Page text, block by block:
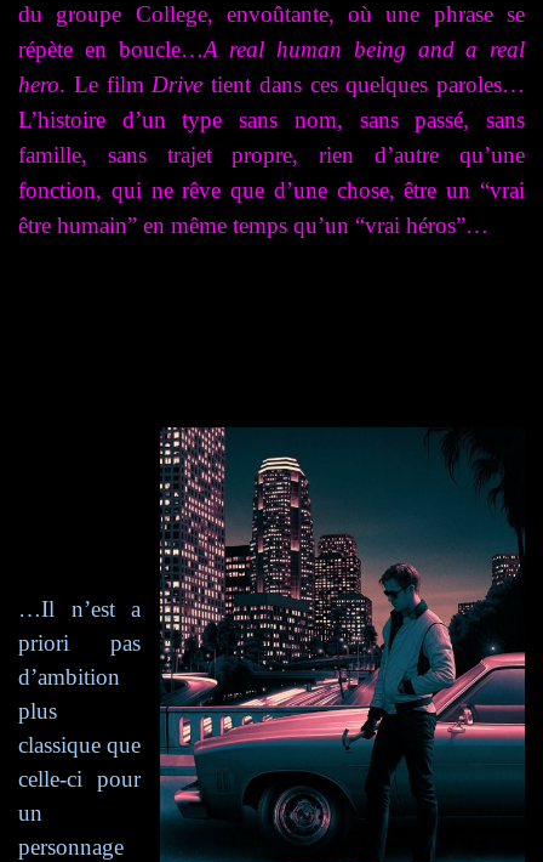
du groupe College, envoûtante, où une phrase se
répète en boucle…A real human being and a real
hero. Le filmDrive tient dans ces quelques paroles…
L’histoire d’un type sans nom, sans passé, sans
famille, sans trajet propre, rien d’autre qu’une
fonction, qui ne rêve que d’une chose, être un “vrai
être humain” en même temps qu’un “vrai héros”…
…Il n’est a
priori pas
d’ambition
plus
classique que
celle-ci pour
un
personnage